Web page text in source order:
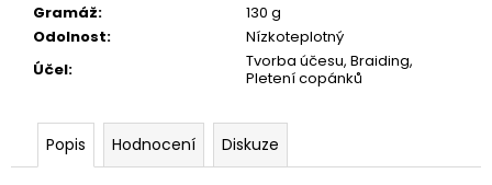
Gramáž:
130 g
Odolnost:
Nízkoteplotný
Účel:
Tvorba účesu, Braiding,
Pletení copánků
Popis Hodnocení Diskuze